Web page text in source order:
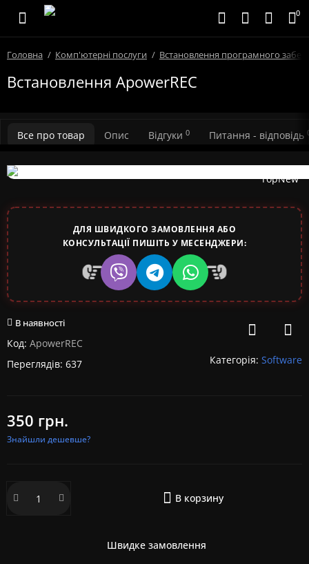
0
Головна Комп'ютерні послуги Встановлення програмного
Встановлення ApowerREC
Все про товар Опис Відгуки 0 Питання - відповідь
TopNew
ДЛЯ ШВИДКОГО ЗАМОВЛЕННЯ АБО
КОНСУЛЬТАЦІЇ ПИШІТЬ У МЕСЕНДЖЕРИ:
В наявності
Код: ApowerREC
Переглядів: 637
Категорія: Software
350 грн.
Знайшли дешевше?
В корзину
Швидке замовлення